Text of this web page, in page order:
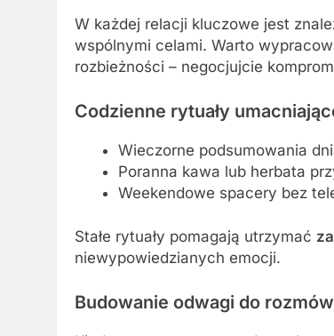
W każdej relacji kluczowe jest
wspólnymi celami. Warto
rozbieżności – negocjujcie
Codzienne rytuały
Wieczorne podsumowania
Poranna kawa lub herbata
Weekendowe spacery bez
Stałe rytuały pomagają utrzymać
niewypowiedzianych emocji.
Budowanie odwagi do